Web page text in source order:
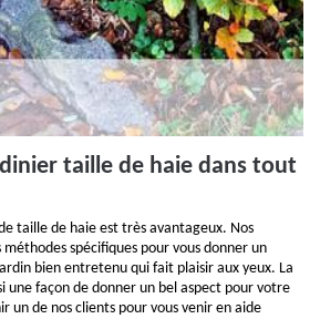
taille de haie dans tout
taille de haie est très avantageux. Nos
spécifiques pour vous donner un
bien entretenu qui fait plaisir aux yeux. La
une façon de donner un bel aspect pour votre
un de nos clients pour vous venir en aide